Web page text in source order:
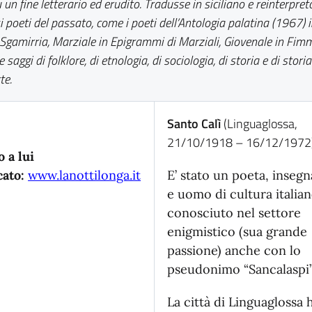
fine letterario ed erudito. Tradusse in siciliano e
poeti del passato, come i poeti dell’Antologia palatina (1967)
Marziale in Epigrammi di Marziali, Giovenale in
saggi di folklore, di etnologia, di sociologia, di storia e di storia
a lui
www.lanottilonga.it
Santo Calì(Linguaglossa,
21/10/1918 – 16/12/
E’ stato un poeta,
e uomo di cultura
conosciuto nel settore
enigmistico (sua grande
passione) anche con lo
pseudonimo
La città di Linguaglossa